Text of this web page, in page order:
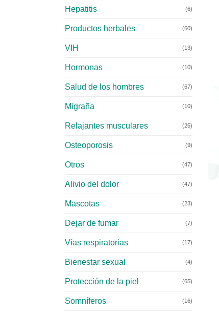
Hepatitis (6)
Productos herbales (60)
VIH (13)
Hormonas (10)
Salud de los hombres (67)
Migraña (10)
Relajantes musculares (25)
Osteoporosis (9)
Otros (47)
Alivio del dolor (47)
Mascotas (23)
Dejar de fumar (7)
Vías respiratorias (17)
Bienestar sexual (4)
Protección de la piel (65)
Somníferos (16)